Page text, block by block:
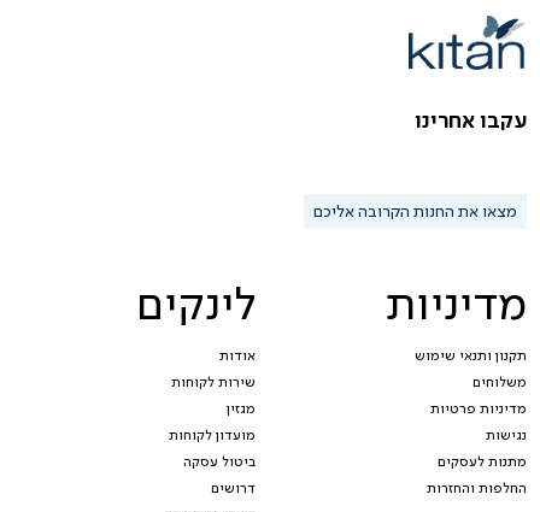
מדיניות
תקנון ותנאי שימוש
משלוחים
מדיניות פרטיות
נגישות
מתנות לעסקים
החלפות והחזרות
לינקים
אודות
שירות לקוחות
מגזין
מועדון לקוחות
ביטול עסקה
דרושים
עקבו אחרינו
מצאו את החנות הקרובה אליכם